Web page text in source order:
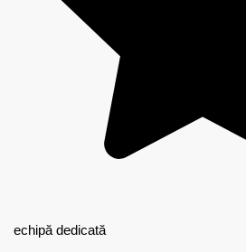
echipă dedicată